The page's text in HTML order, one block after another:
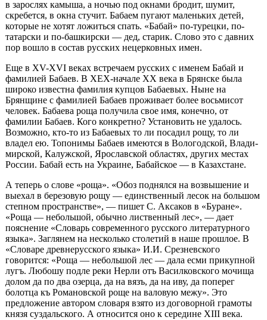
в зарослях камыша, а ночью под окнами бродит, шумит,
скребется, в окна стучит. Бабаем пугают маленьких детей,
которые не хотят ложиться спать. «Бабай» по-турецки, по-
татарски и по-башкирски — дед, старик. Слово это с давних
пор вошло в состав русских нецерковных имен.
Еще в XV-XVI веках встречаем русских с именем Бабай и
фамилией Баба­ев. В ХЕХ-начале XX века в Брянске была
широко известна фамилия купцов Бабаевых. Ныне на
Брянщине с фамилией Бабаев проживает более восьмисот
человек. Бабаева роща получила свое имя, конечно, от
фамилии Бабаев. Кого конкретно? Установить не удалось.
Возможно, кто-то из Бабаевых то ли поса­дил рощу, то ли
владел ею. Топонимы Бабаев имеются в Вологодской, Влади­
мирской, Калужской, Ярославской областях, других местах
России. Бабай есть на Украине, Бабайское — в Казахстане.
А теперь о слове «роща». «Обоз поднялся на возвышение и
выехал в березо­вую рощу — единственный лесок на большом
степном пространстве», — пишет С. Аксаков в «Буране».
«Роща — небольшой, обычно лиственный лес», — дает
пояснение «Словарь современного русского литературного
языка». Заглянем на несколько столетий в наше прошлое. В
«Словаре древнерусского языка» И.И. Срезневского
говорится: «Роща — небольшой лес — дала есми прикупной
лугъ. Любошу подле реки Нерли отъ Василковского мочища
долом да по два озер­ца, да на вязъ, да на иву, да поперег
болотца къ Романовской роще на валовую межу». Это
предложение автором словаря взято из договорной грамоты
князя суздальского. А относится оно к середине XIII века.